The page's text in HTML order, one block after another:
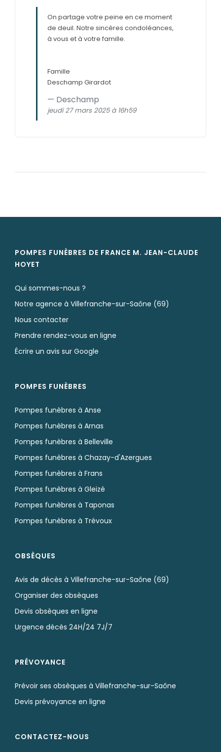
On partage votre peine en ce moment
de deuil. Notre sincères condoléances,
à vous et à votre famille.
Famille
Deschamp Girardot
Deschamp
jeudi 27 mars 2025 à 16h59
POMPES FUNÈBRES DE FRANCE M. JEAN-CLAUDE
HOYET
Qui sommes-nous ?
Notre agence à Villefranche-sur-Saône (69)
Nous contacter
Prendre rendez-vous en ligne
Écrire un avis sur Google
POMPES FUNÈBRES
Pompes funèbres à Anse
Pompes funèbres à Arnas
Pompes funèbres à Belleville
Pompes funèbres à Chazay-d'Azergues
Pompes funèbres à Frans
Pompes funèbres à Gleizé
Pompes funèbres à Taponas
Pompes funèbres à Trévoux
OBSÈQUES
Avis de décès à Villefranche-sur-Saône (69)
Organiser des obsèques
Devis obsèques en ligne
Urgence décès 24H/24 7J/7
PRÉVOYANCE
Prévoir ses obsèques à Villefranche-sur-Saône
Devis prévoyance en ligne
CONTACTEZ-NOUS